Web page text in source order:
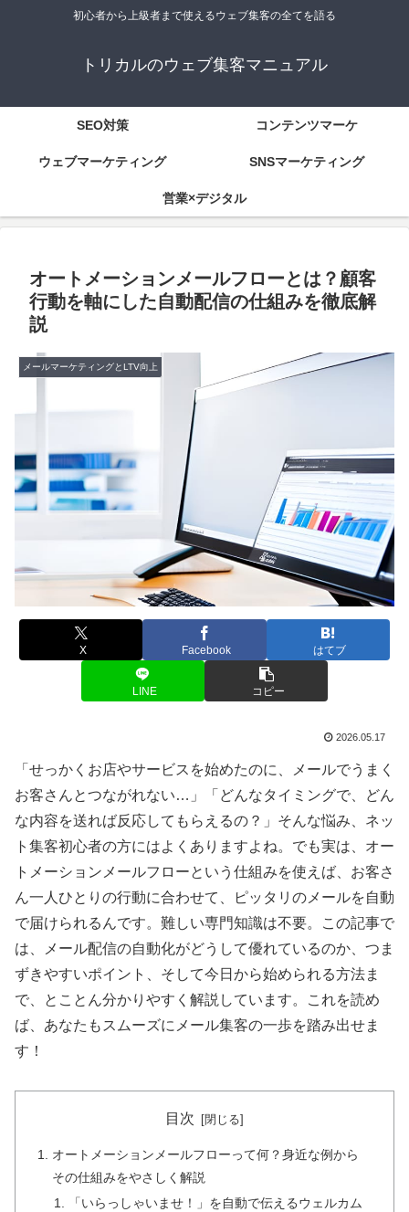
初心者から上級者まで使えるウェブ集客の全てを語る
トリカルのウェブ集客マニュアル
SEO対策 コンテンツマーケ
ウェブマーケティング SNSマーケティング
営業×デジタル
オートメーションメールフローとは？顧客
行動を軸にした自動配信の仕組みを徹底解
説
メールマーケティングとLTV向上
X Facebook はてブ
LINE コピー
2026.05.17
「せっかくお店やサービスを始めたのに、メールでうまく
お客さんとつながれない…」「どんなタイミングで、どん
な内容を送れば反応してもらえるの？」そんな悩み、ネッ
ト集客初心者の方にはよくありますよね。でも実は、オー
トメーションメールフローという仕組みを使えば、お客さ
ん一人ひとりの行動に合わせて、ピッタリのメールを自動
で届けられるんです。難しい専門知識は不要。この記事で
は、メール配信の自動化がどうして優れているのか、つま
ずきやすいポイント、そして今日から始められる方法ま
で、とことん分かりやすく解説しています。これを読め
ば、あなたもスムーズにメール集客の一歩を踏み出せま
す！
目次
オートメーションメールフローって何？身近な例から
その仕組みをやさしく解説
「いらっしゃいませ！」を自動で伝えるウェルカム